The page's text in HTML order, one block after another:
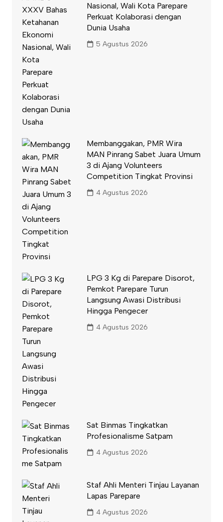
Nasional, Wali Kota Parepare
Perkuat Kolaborasi dengan
Dunia Usaha
5 Agustus 2026
Membanggakan, PMR Wira
MAN Pinrang Sabet Juara Umum
3 di Ajang Volunteers
Competition Tingkat Provinsi
4 Agustus 2026
LPG 3 Kg di Parepare Disorot,
Pemkot Parepare Turun
Langsung Awasi Distribusi
Hingga Pengecer
4 Agustus 2026
Sat Binmas Tingkatkan
Profesionalisme Satpam
4 Agustus 2026
Staf Ahli Menteri Tinjau Layanan
Lapas Parepare
4 Agustus 2026